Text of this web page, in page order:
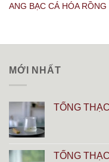
ANG BẠC CÁ HÓA RỒNG
MỚI NHẤT
TỐNG
TỐNG